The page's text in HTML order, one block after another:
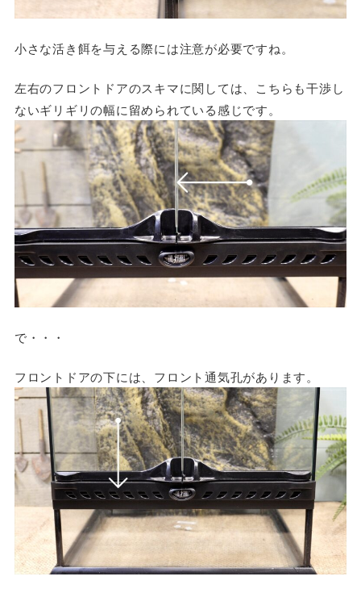
小さな活き餌を与える際には注意が必要ですね。
左右のフロントドアのスキマに関しては、こちらも干渉し
ないギリギリの幅に留められている感じです。
で・・・
フロントドアの下には、フロント通気孔があります。